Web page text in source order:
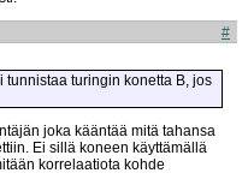
#
tunnistaa turingin konetta B, jos
joka kääntää mitä tahansa
Ei sillä koneen käyttämällä
korrelaatiota kohde